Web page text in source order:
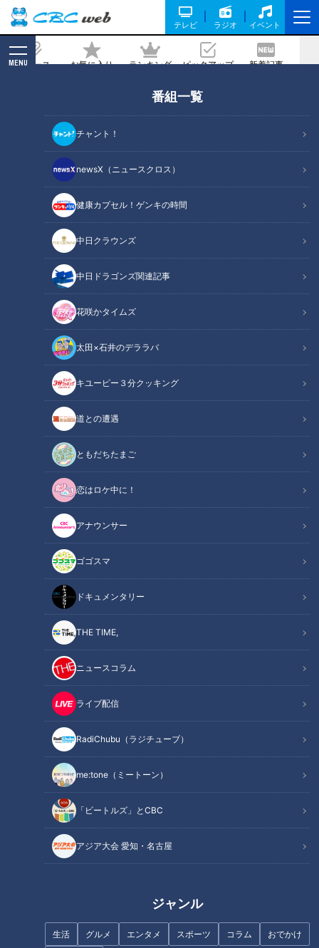
テレビ ラジオ イベント
ニュース お気に入り ランキング ピックアップ 新着記事
MENU
番組一覧
チャント！
newsX（ニュースクロス）
健康カプセル！ゲンキの時間
中日クラウンズ
中日ドラゴンズ関連記事
花咲かタイムズ
太田×石井のデララバ
キユーピー３分クッキング
道との遭遇
ともだちたまご
恋はロケ中に！
アナウンサー
ゴゴスマ
ドキュメンタリー
THE TIME,
ニュースコラム
ライブ配信
RadiChubu（ラジチューブ）
me:tone（ミートーン）
「ビートルズ」とCBC
アジア大会 愛知・名古屋
ジャンル
生活 グルメ エンタメ スポーツ コラム おでかけ
ばたちまちとりこに！極うま白醤油らー
めん「麺屋 伊藤」
記事に戻る
CBCテレビ：画像「デララバ」
この記事の画像（全14枚）
記事に戻る
この記事を見たあなたへのおすすめ